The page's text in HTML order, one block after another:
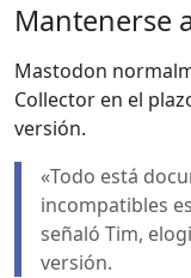
Mantenerse
Mastodon
Collector en el
versión.
«Todo está
incompatibles
señaló Tim,
versión.